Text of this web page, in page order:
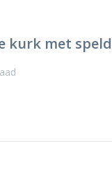
kurk met speld